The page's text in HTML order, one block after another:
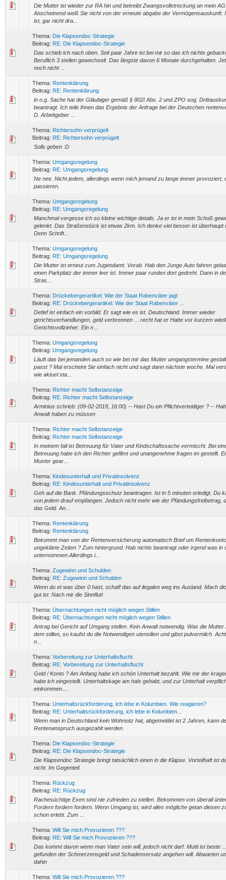
Die Mutter ist wieder zur RA hin und betreibt Zwangsvollstreckung an mein
Anscheinend weiß Sie nicht von der erneute abgabe der Vermögensauskunft.
ist, gar nicht dra...
Thema: Die Klapsendoc-Strategie
Beitrag: RE: Die Klapsendoc-Strategie
Das schieb ich nach oben. Seit paar Jahre ist bei mir so das ich nichts
Beruflich 3 stellen gewechselt. Das längste davon 6 Monate durchgehalten.
noch nicht ...
Thema: Rentenklärung
Beitrag: RE: Rentenklärung
in o.g. Sache hat der Gläubiger gemäß § 802I Abs. 2 und ZPO sog.
beantragt. Ich teile Ihnen das Ergebnis der Anfrage bei der Deutschen
D. Arbeitgeber ...
Thema: Richtersohn verprügelt
Beitrag: RE: Richtersohn verprügelt
Solls geben :D
Thema: Umgangsregelung
Beitrag: RE: Umgangsregelung
Ne nee. Nicht jedem, allerdings wenn mich jemand zu lange immer provoziert,
passieren.
Thema: Umgangsregelung
Beitrag: RE: Umgangsregelung
Manchmal vergesse ich so kleine wichtige details. Ja er ist in mein Schoß
gelenkt. Das Straßenstück ist etwas 2km. Ich denke viel besser ist überhaupt
Denn Schrift...
Thema: Umgangsregelung
Beitrag: RE: Umgangsregelung
Die Mutter ist erneut zum Jugendamt. Vorab. Hab den Junge Auto fahren
einen Parkplatz der immer leer ist. Immer paar runden dort gedreht. Dann in
Stras...
Thema: Drückebergerartikel: Wie der Staat Rabenväter jagt
Beitrag: RE: Drückebergerartikel: Wie der Staat Rabenväter ...
Detlef ist einfach ein vorbild. Er sagt wie es ist. Deutschland. Immer wieder
gerichtsverhandlungen, geld verbrennen ... recht hat er Hatte vor kurzem
Gerichtsvollzieher. Ein n...
Thema: Umgangsregelung
Beitrag: Umgangsregelung
Läuft das bei jemanden auch so wie bei mir das Mutter umgangstermine
passt ? Mal erscheint Sie einfach nicht und sagt dann nächste woche. Mal
wie aktuel sta...
Thema: Richter macht Selbstanzeige
Beitrag: RE: Richter macht Selbstanzeige
Arminius schrieb: (09-02-2019, 16:00) -- Hast Du ein Pflichtverteidiger ? --
Anwalt haben zu müssen
Thema: Richter macht Selbstanzeige
Beitrag: Richter macht Selbstanzeige
In meinem fall ist Betreuung für Vater und Kindschaftssache vermischt. Bei
Betreuung habe ich den Richter gefilmt und unangenehme fragen im gestellt.
Muster gear...
Thema: Kindesunterhalt und Privatinsolvenz
Beitrag: RE: Kindesunterhalt und Privatinsolvenz
Geh auf die Bank. Pfändungsschutz beantragen. Ist in 5 minuten erledigt. Du
von jedem drauf empfangen. Jedoch nicht mehr wie der Pfändungsfreibetrag,
das Geld. An...
Thema: Rentenklärung
Beitrag: Rentenklärung
Bekommt man von der Rentenversicherung automatisch Brief um
ungeklärte Zeiten ? Zum hintergrund. Hab nichts beantragt oder irgend was in
unternommen.Allerdings i...
Thema: Zugewinn und Schulden
Beitrag: RE: Zugewinn und Schulden
Wenn du et was über 0 hast, schaff das auf ilegalen weg ins Ausland. Mach
gut ist. Nach mir die Sinnflutt
Thema: Übernachtungen nicht möglich wegen Stillen
Beitrag: RE: Übernachtungen nicht möglich wegen Stillen
Antrag bei Gericht auf Umgang stellen. Kein Anwalt notwendig. Was die Mutter
dem stillen, so kaufst du die Notwendigen utensilien und gibst pulvermilch.
n...
Thema: Vorbereitung zur Unterhaltsflucht
Beitrag: RE: Vorbereitung zur Unterhaltsflucht
Geld / Konto ? Am Anfang habe ich schön Unterhalt bezahlt. Wie mir der
habe ich eingestellt. Unterhaltskage am hals gehabt, und zur Unterhalt
einkommen....
Thema: Unterhaltsrückforderung, ich lebe in Kolumbien. Wie reagieren?
Beitrag: RE: Unterhaltsrückforderung, ich lebe in Kolumbien...
Wenn man in Deutschland kein Wohnsitz hat, abgemeldet ist 2 Jahren, kann
Rentenanspruch ausgezahlt werden.
Thema: Die Klapsendoc-Strategie
Beitrag: RE: Die Klapsendoc-Strategie
Die Klapsendoc Strategie bringt tatsächlich einen in die Klapse. Vorteilhaft ist
nicht. Im Gegenteil.
Thema: Rückzug
Beitrag: RE: Rückzug
Rachesüchtige Exen sind nie zufrieden zu stellen. Bekommen von überall
Fordern fordern fordern. Wenn Umgang ist, wird alles mögliche getan diesen
schon erlebt. Zum ...
Thema: Will Sie mich Provozieren ???
Beitrag: RE: Will Sie mich Provozieren ???
Das kommt davon wenn man Vater sein will, jedoch nicht darf. Mutti ist beste
gefunden der Schmerzensgeld und Schadensersatz angehen will. Abwarten
dahin
Thema: Will Sie mich Provozieren ???